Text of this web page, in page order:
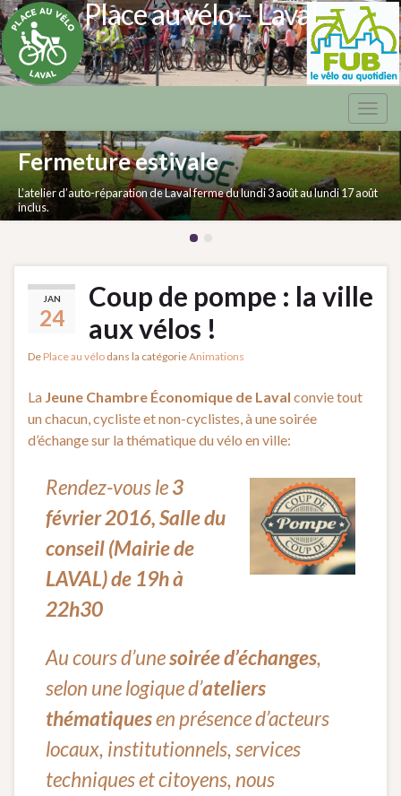
Place au vélo – Laval
Fermeture estivale
L’atelier d’auto-réparation de Laval ferme du lundi 3 août au lundi 17 août
inclus.
JAN
24
Coup de pompe : la ville
aux vélos !
De Place au vélo dans la catégorieAnimations
La Jeune Chambre Économique de Laval convie tout
un chacun, cycliste et non-cyclistes, à une soirée
d’échange sur la thématique du vélo en ville:
Rendez-vous le3
février 2016, Salle du
conseil (Mairie de
LAVAL) de 19h à
22h30
Au cours d’unesoirée d’échanges,
selon une logique d’ateliers
thématiquesen présence d’acteurs
locaux, institutionnels, services
techniques et citoyens, nous